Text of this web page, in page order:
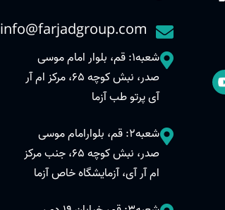
info@farjadgroup.com
شعبه1: قم، بلوار امام موسی
صدر، نبش کوچه 65، مرکز ام آر
آی پرتو طب آزما
شعبه2: قم، بلوارامام موسی
صدر، نبش کوچه 65، جنب مرکز
ام آر آی، آزمایشگاه خاص آزما